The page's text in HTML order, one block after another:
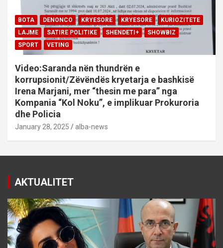
BOTA DENONCO KRYESORE KRYESORE
KURIOZITETE
LAJME
SATIRE POLITIKE SHENDETI+
SHOWBIZ
SPORT
VETING
Video:Saranda nën thundrën e
korrupsionit/Zëvëndës kryetarja e bashkisë
Irena Marjani, mer “thesin me para” nga
Kompania “Kol Noku”, e implikuar Prokuroria
dhe Policia
January 28, 2025 alba-news
AKTUALITET